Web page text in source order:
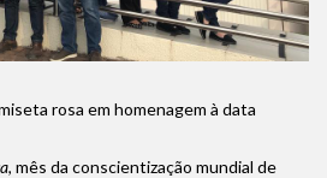
rosa em homenagem à data
, mês da conscientização mundial de